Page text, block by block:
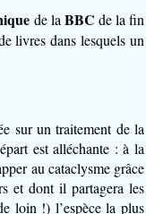
de la BBC de la fin
livres dans lesquels un
sur un traitement de la
est alléchante :à la
au cataclysme grâce
et dont il partagera les
loin !) l’espèce la plus